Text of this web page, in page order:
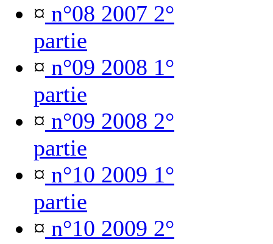
¤ n°08 2007 2°
partie
¤ n°09 2008 1°
partie
¤ n°09 2008 2°
partie
¤ n°10 2009 1°
partie
¤ n°10 2009 2°